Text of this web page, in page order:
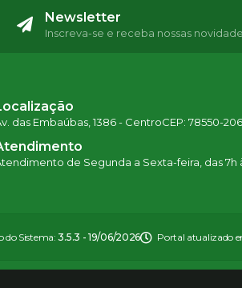
Newsletter
Inscreva-se e receba nossas
das Embaúbas, 1386 - CentroCEP: 78550-206
de Segunda a Sexta-feira, das 7h
do Sistema:3.5.3 - 19/06/2026 Portal atualizado